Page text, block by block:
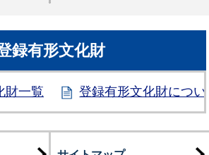
録有形文化財
財一覧 登録有形文化財につい